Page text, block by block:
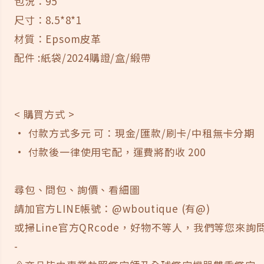
尺寸：8.5*8*1
材質：Epsom皮革
配件 :紙袋/2024購證/盒/緞帶
< 購買方式 >
· 付款方式多元 可：現金/匯款/刷卡/中租無卡分期
· 付款後一律使用宅配，運費將酌收 200
尋包、問包、詢價、看細圖
請加官方LINE帳號：@wboutique (有@)
或掃Line官方QRcode，好物不等人，我們等您來詢
-